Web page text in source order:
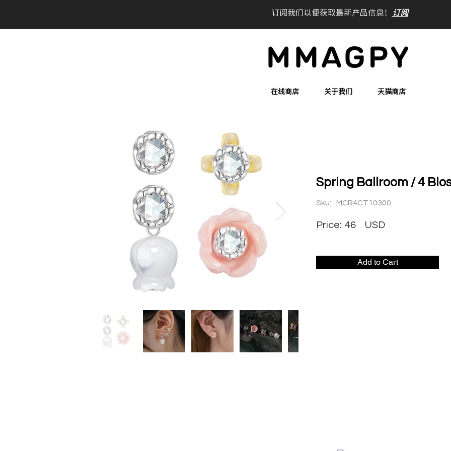
在线商店 关于我们 天猫商店
Spring Ballroom / 4
Sku: MCR4CT10300
46
Price: USD
Add to Cart
订阅我们以便获取最新产品信息！ 订阅